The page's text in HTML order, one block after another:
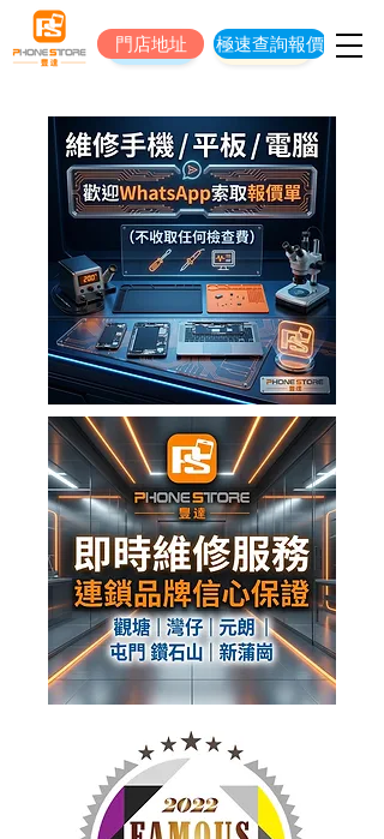
立即預約維修
門店地址
門店地址 極速查詢報價